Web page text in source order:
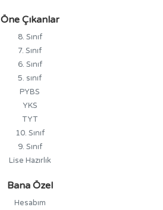
Öne Çıkanlar
8. Sınıf
7. Sınıf
6. Sınıf
5. sınıf
PYBS
YKS
TYT
10. Sınıf
9. Sınıf
Lise Hazırlık
Bana Özel
Hesabım